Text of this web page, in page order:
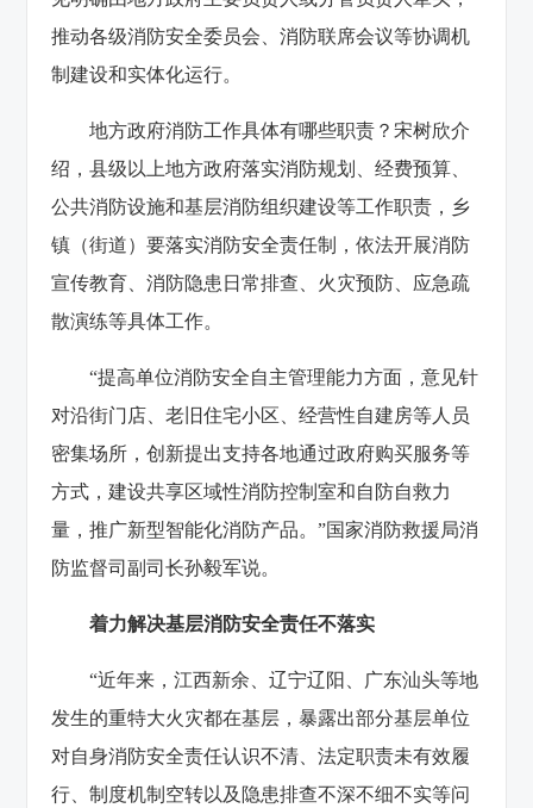
推动各级消防安全委员会、消防联席会议等协调机
制建设和实体化运行。
地方政府消防工作具体有哪些职责？宋树欣介
绍，县级以上地方政府落实消防规划、经费预算、
公共消防设施和基层消防组织建设等工作职责，乡
镇（街道）要落实消防安全责任制，依法开展消防
宣传教育、消防隐患日常排查、火灾预防、应急疏
散演练等具体工作。
“提高单位消防安全自主管理能力方面，意见针
对沿街门店、老旧住宅小区、经营性自建房等人员
密集场所，创新提出支持各地通过政府购买服务等
方式，建设共享区域性消防控制室和自防自救力
量，推广新型智能化消防产品。”国家消防救援局消
防监督司副司长孙毅军说。
着力解决基层消防安全责任不落实
“近年来，江西新余、辽宁辽阳、广东汕头等地
发生的重特大火灾都在基层，暴露出部分基层单位
对自身消防安全责任认识不清、法定职责未有效履
行、制度机制空转以及隐患排查不深不细不实等问